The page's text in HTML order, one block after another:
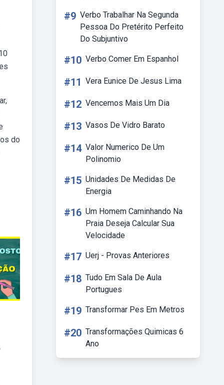
do
#9 Verbo Trabalhar Na Segunda
Pessoa Do Pretérito Perfeito
Do Subjuntivo
#10 Verbo Comer Em Espanhol
#11 Vera Eunice De Jesus Lima
#12 Vencemos Mais Um Dia
#13 Vasos De Vidro Barato
#14 Valor Numerico De Um
Polinomio
#15 Unidades De Medidas De
Energia
#16 Um Homem Caminhando Na
Praia Deseja Calcular Sua
Velocidade
#17 Uerj - Provas Anteriores
#18 Tudo Em Sala De Aula
Portugues
#19 Transformar Pes Em Metros
#20 Transformações Quimicas 6
Ano